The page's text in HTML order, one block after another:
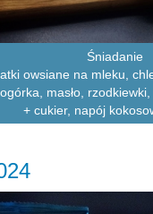
Śniadanie
owsiane na mleku,
masło,
+ cukier, napój